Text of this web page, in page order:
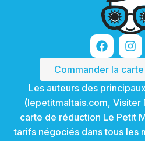
Commander la
Les auteurs des
(lepetitmaltais.com, Visiter
carte de réduction Le Petit
tarifs négociés dans tous les